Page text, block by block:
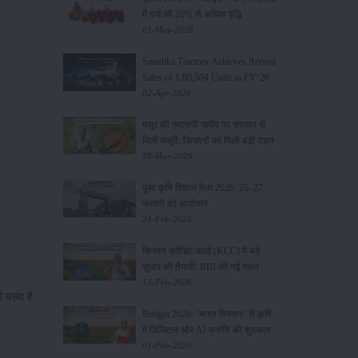
पसंद है
में दर्ज की 20% से अधिक वृद्धि
01-May-2026
Sonalika Tractors Achieves Record
Sales of 1,80,504 Units in FY’26
02-Apr-2026
मसूर की एमएसपी खरीद पर सरकार से
मिली मंजूरी: किसानों को मिली बड़ी राहत
28-Mar-2026
पूसा कृषि विज्ञान मेला 2026: 25–27
फरवरी को आयोजन
24-Feb-2026
किसान क्रेडिट कार्ड (KCC) में बड़े
सुधार की तैयारी: RBI की नई पहल से
किसानों को मिलेगा फायदा
13-Feb-2026
Budget 2026: ‘भारत विस्तार’ से कृषि
में डिजिटल और AI क्रांति की शुरुआत
01-Feb-2026